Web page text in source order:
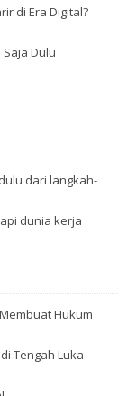
di Era Digital?
Dulu
dari langkah-
dunia kerja
Hukum
Tengah Luka